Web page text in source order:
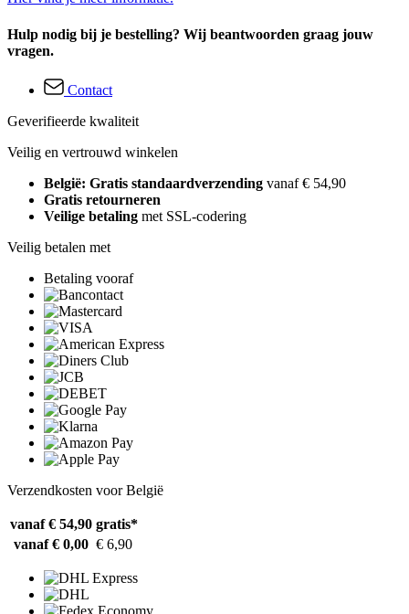
Hulp nodig bij je bestelling? Wij beantwoorden graag jouw
vragen.
Contact
Geverifieerde kwaliteit
Veilig en vertrouwd winkelen
België: Gratis standaardverzending vanaf € 54,90
Gratis retourneren
Veilige betaling met SSL-codering
Veilig betalen met
Betaling vooraf
Verzendkosten voor België
vanaf € 54,90 gratis*
vanaf € 0,00 € 6,90